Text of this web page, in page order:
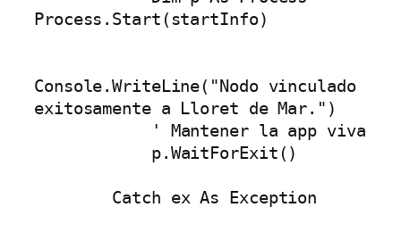
Process.Start(startInfo)
Console.WriteLine("Nodo vinculado
exitosamente a Lloret de Mar.")